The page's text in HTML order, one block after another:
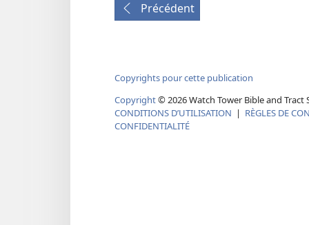
Précédent
Copyrights pour cette publication
Copyright©2026Watch Tower Bible and Tract
CONDITIONS D’UTILISATION | RÈGLES DE
CONFIDENTIALITÉ